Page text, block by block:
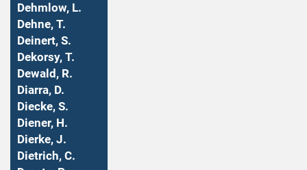
Dehmlow, L.
Dehne, T.
Deinert, S.
Dekorsy, T.
Dewald, R.
Diarra, D.
Diecke, S.
Diener, H.
Dierke, J.
Dietrich, C.